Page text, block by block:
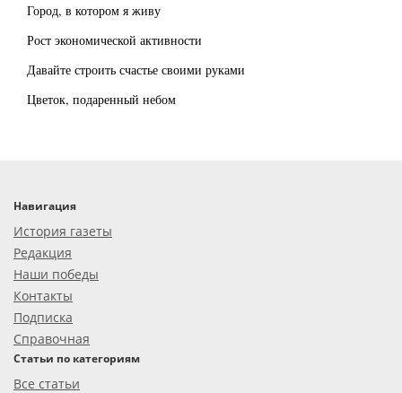
Город, в котором я живу
Рост экономической активности
Давайте строить счастье своими руками
Цветок, подаренный небом
Навигация
История газеты
Редакция
Наши победы
Контакты
Подписка
Справочная
Статьи по категориям
Все статьи